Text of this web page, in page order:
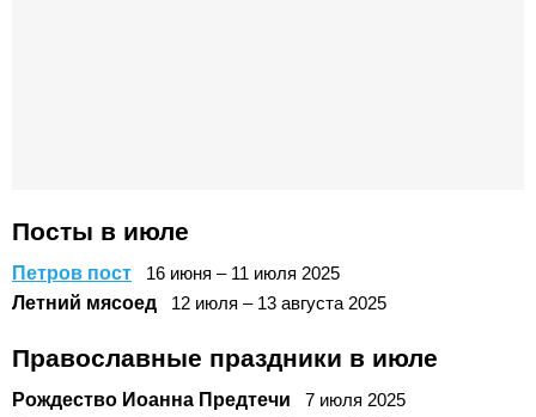
Посты в июле
Петров пост 16 июня – 11 июля 2025
Летний мясоед
12 июля – 13 августа 2025
Православные праздники в июле
Рождество Иоанна Предтечи 7 июля 2025